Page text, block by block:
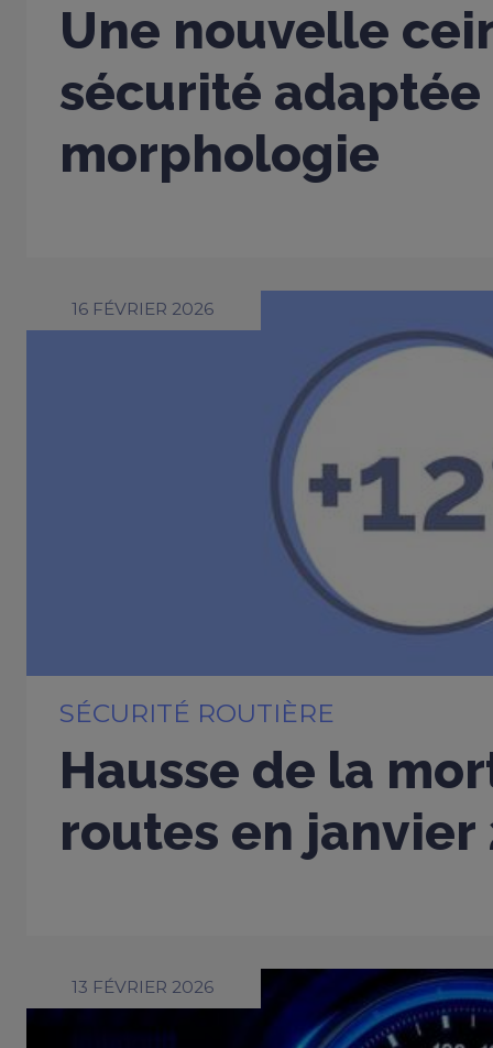
Une nouvelle
sécurité adaptée
morphologie
16 FÉVRIER 2026
SÉCURITÉ ROUTIÈRE
Hausse de la
routes en janvier
13 FÉVRIER 2026